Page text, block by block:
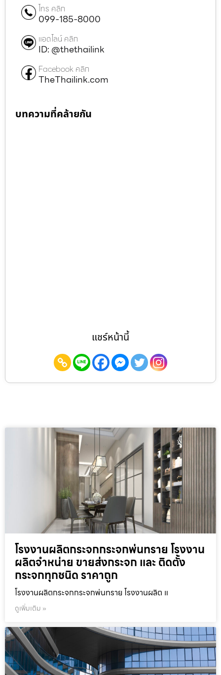
โทร คลิก
099-185-8000
แอดไลน์ คลิก
ID: @thethailink
Facebook คลิก
TheThailink.com
บทความที่คล้ายกัน
แชร์หน้านี้
โรงงานผลิตกระจกกระจกพ่นทราย โรงงาน
ผลิตจำหน่าย ขายส่งกระจก และ ติดตั้ง
กระจกทุกชนิด ราคาถูก
โรงงานผลิตกระจกกระจกพ่นทราย โรงงานผลิต แ
ดูเพิ่มเติม »